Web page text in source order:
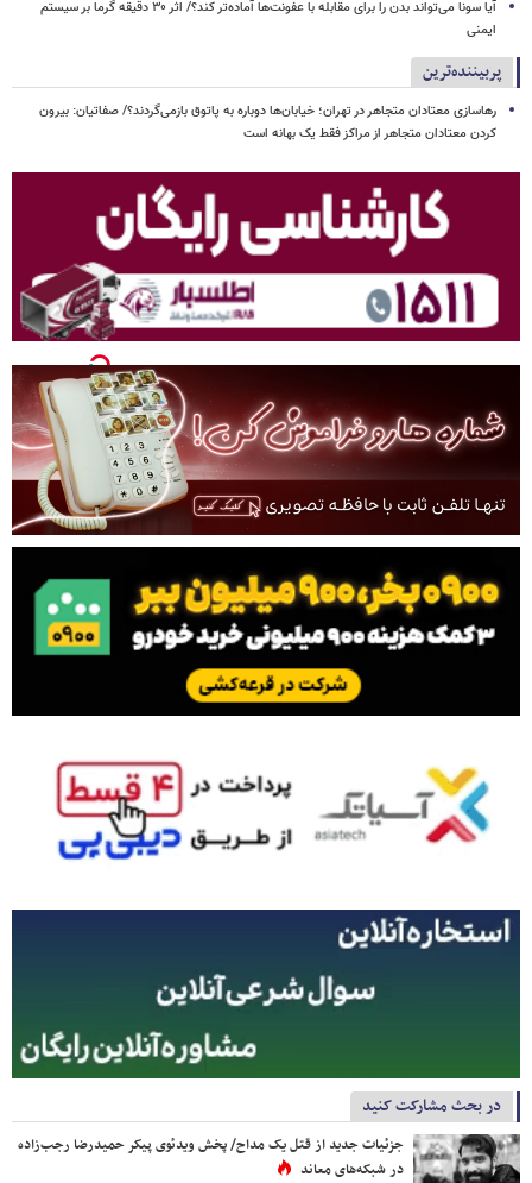
آیا سونا می‌تواند بدن را برای مقابله با عفونت‌ها آماده‌تر کند؟/ اثر ۳۰ دقیقه گرما بر سیستم
ایمنی
پربیننده‌ترین
رهاسازی معتادان متجاهر در تهران؛ خیابان‌ها دوباره به پاتوق بازمی‌گردند؟/ صفاتیان: بیرون
کردن معتادان متجاهر از مراکز فقط یک بهانه است
در بحث مشارکت کنید
جزئیات جدید از قتل یک مداح/ پخش ویدئوی پیکر حمیدرضا رجب‌زاده
در شبکه‌های معاند